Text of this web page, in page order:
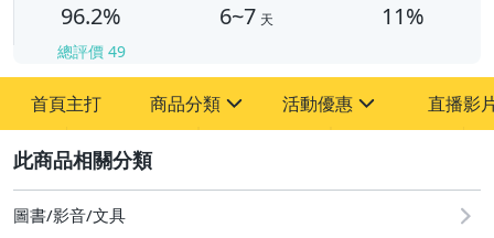
96.2%
總評價 49
6~7 天 11%
首頁主打 商品分類
其它
活動優惠
[全店] 粉絲專享
[全店] 週年慶
直播影
圖書/影音/文具